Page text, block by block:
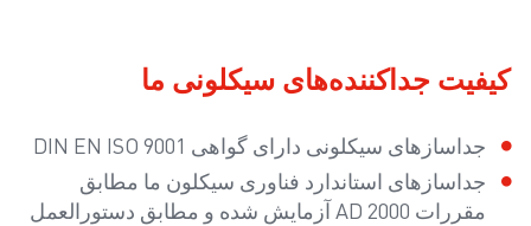
کیفیت جداکننده‌های سیکلونی ما
جداسازهای سیکلونی دارای گواهی DIN EN ISO 9001
جداسازهای استاندارد فناوری سیکلون ما مطابق
مقررات AD 2000 آزمایش شده و مطابق دستورالعمل